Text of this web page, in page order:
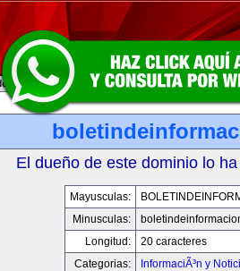
El dueño de este dominio lo
Mayusculas:
Minusculas:
Longitud:
20 caracteres
Categorias:
InformaciÃ³n y